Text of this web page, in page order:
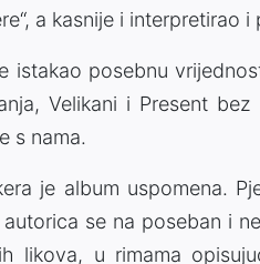
a kasnije i interpretirao
istakao posebnu
Velikani i Present
s nama.
je album uspomena.
se na poseban i
likova, u rimama